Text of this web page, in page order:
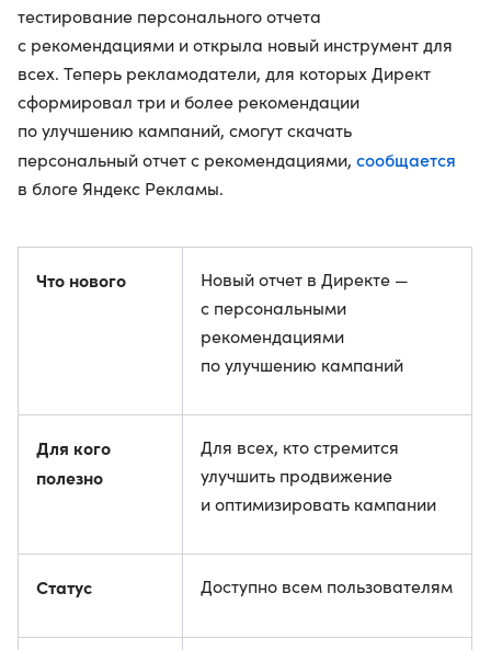
тестирование персонального отчета
с рекомендациями и открыла новый инструмент для
всех. Теперь рекламодатели, для которых Директ
сформировал три и более рекомендации
по улучшению кампаний, смогут скачать
персональный отчет с рекомендациями, сообщается
в блоге Яндекс Рекламы.
Что нового
Новый отчет в Директе —
с персональными
рекомендациями
по улучшению кампаний
Для кого
полезно
Для всех, кто стремится
улучшить продвижение
и оптимизировать кампании
Статус Доступно всем пользователям